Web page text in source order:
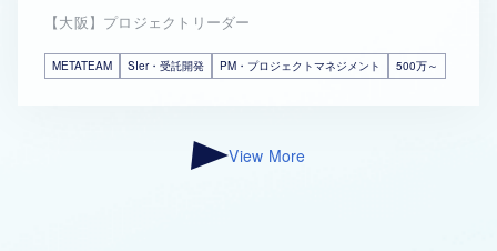
【大阪】プロジェクトリーダー
METATEAM SIer・受託開発 PM・プロジェクトマネジメント 500万～
View More